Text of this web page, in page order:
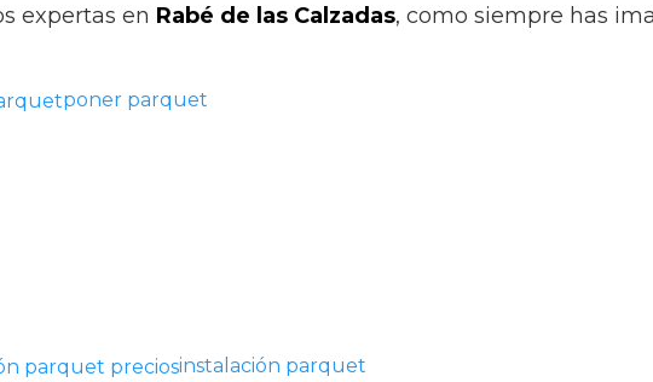
expertas en Rabé de las Calzadas, como siempre has
poner parquet
instalación parquet